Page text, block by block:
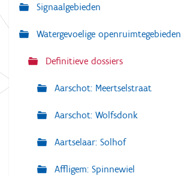
Signaalgebieden
Watergevoelige openruimtegebieden
Definitieve dossiers
Aarschot: Meertselstraat
Aarschot: Wolfsdonk
Aartselaar: Solhof
Affligem: Spinnewiel